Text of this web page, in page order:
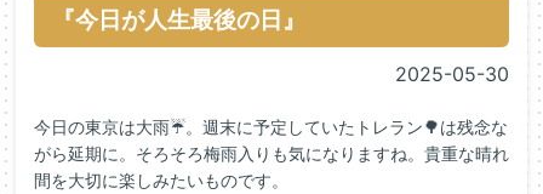
『今日が人生最後の日』
2025-05-30
今日の東京は大雨☔。週末に予定していたトレラン🌳は残念な
がら延期に。そろそろ梅雨入りも気になりますね。貴重な晴れ
間を大切に楽しみたいものです。